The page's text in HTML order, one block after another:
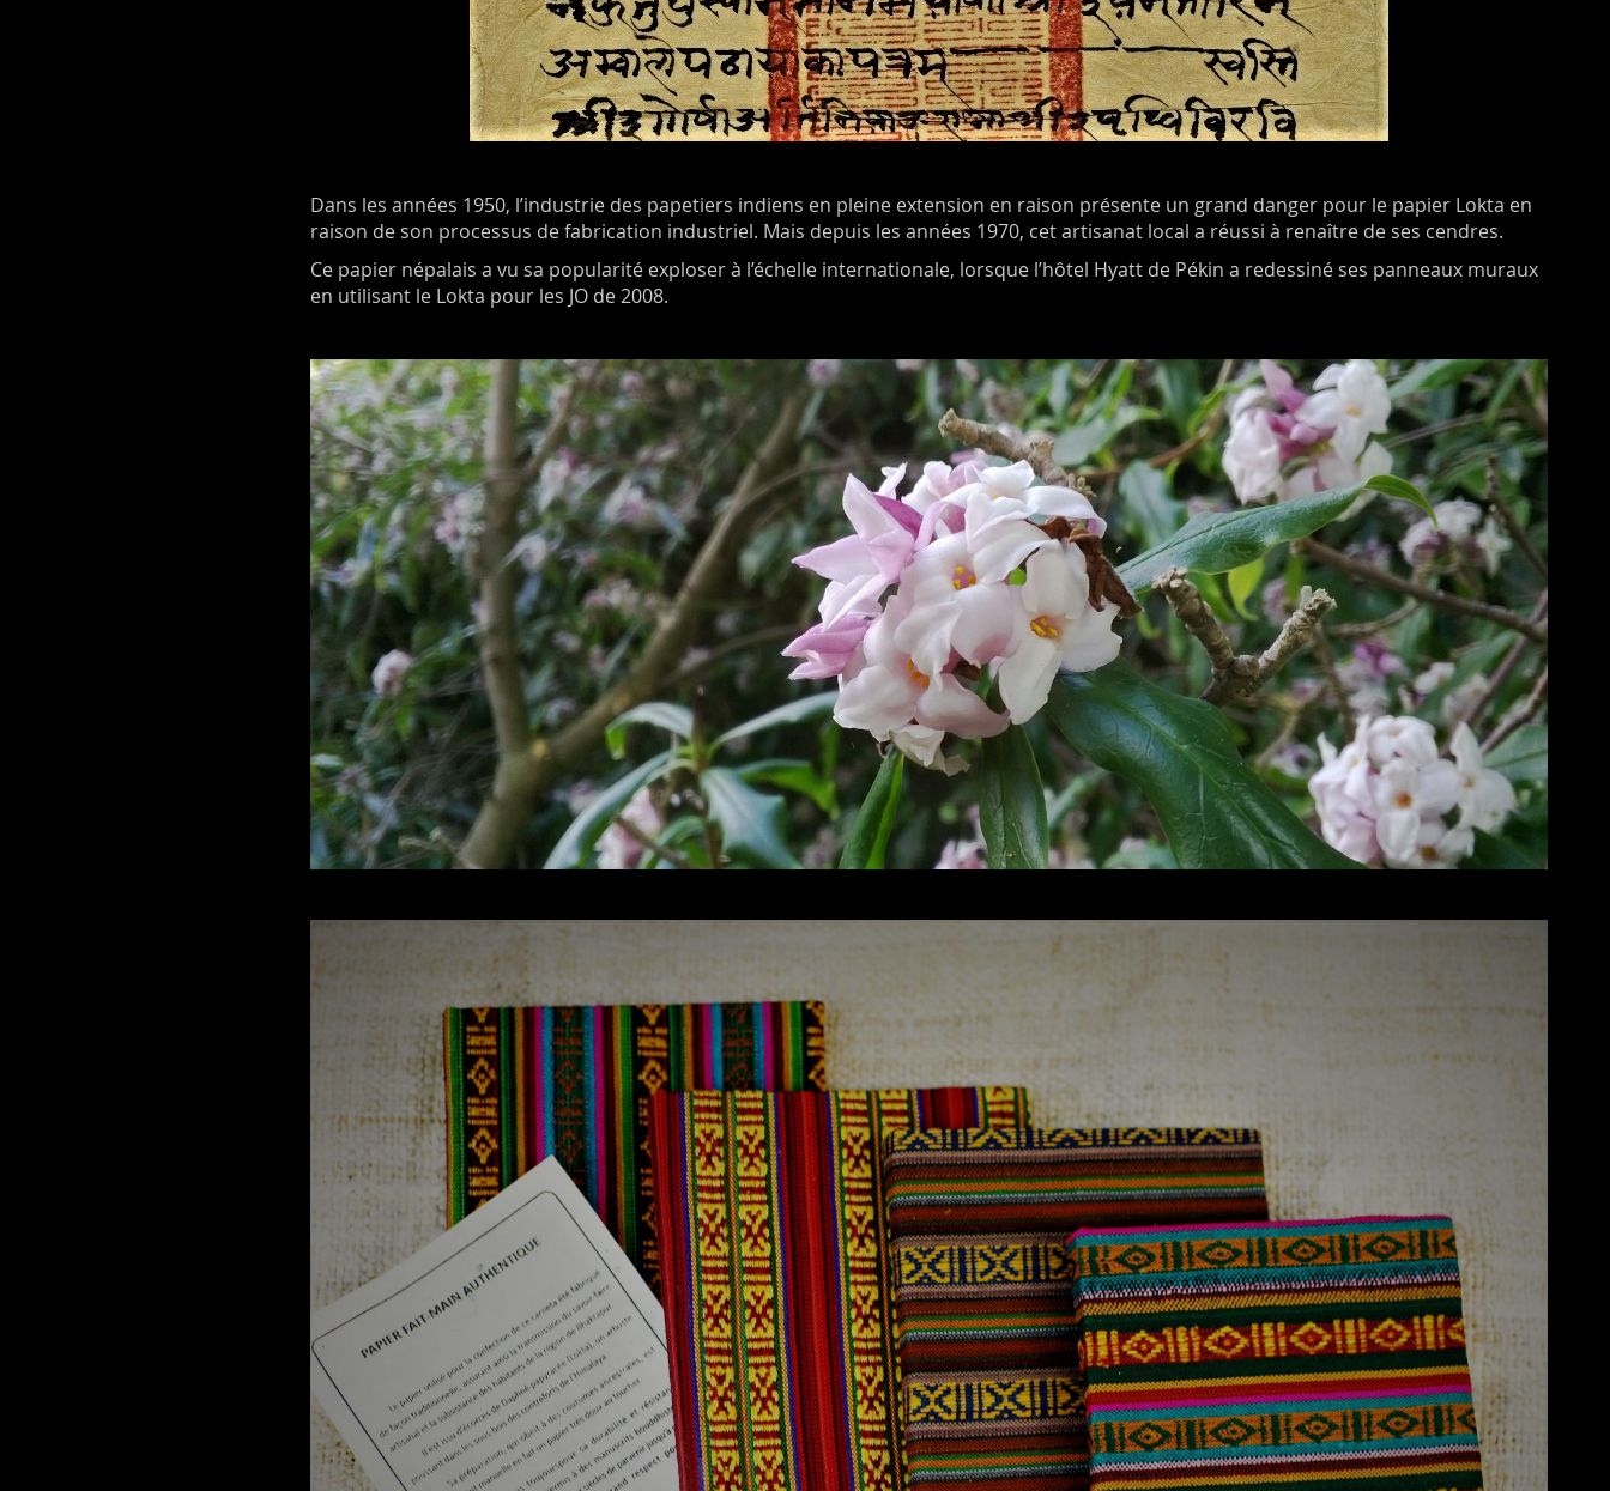
Dans les années 1950, l’industrie des papetiers indiens en pleine extension en raison présente un grand danger pour le papier Lokta en
raison de son processus de fabrication industriel. Mais depuis les années 1970, cet artisanat local a réussi à renaître de ses cendres.
Ce papier népalais a vu sa popularité exploser à l’échelle internationale, lorsque l’hôtel Hyatt de Pékin a redessiné ses panneaux muraux
en utilisant le Lokta pour les JO de 2008.